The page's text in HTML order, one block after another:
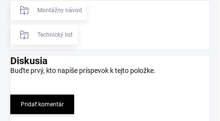
Montážny návod
Technický list
Diskusia
Buďte prvý, kto napíše príspevok k tejto položke.
Pridať komentár